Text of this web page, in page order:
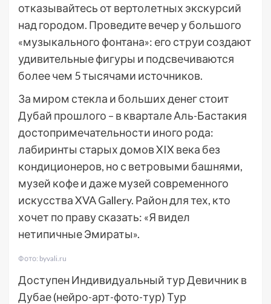
отказывайтесь от вертолетных экскурсий
над городом. Проведите вечер у большого
«музыкального фонтана»: его струи создают
удивительные фигуры и подсвечиваются
более чем 5 тысячами источников.
За миром стекла и больших денег стоит
Дубай прошлого – в квартале Аль-Бастакия
достопримечательности иного рода:
лабиринты старых домов XIX века без
кондиционеров, но с ветровыми башнями,
музей кофе и даже музей современного
искусства XVA Gallery. Район для тех, кто
хочет по праву сказать: «Я видел
нетипичные Эмираты».
Фото: byvali.ru
Доступен Индивидуальный турДевичник в
Дубае (нейро-арт-фото-тур) Тур